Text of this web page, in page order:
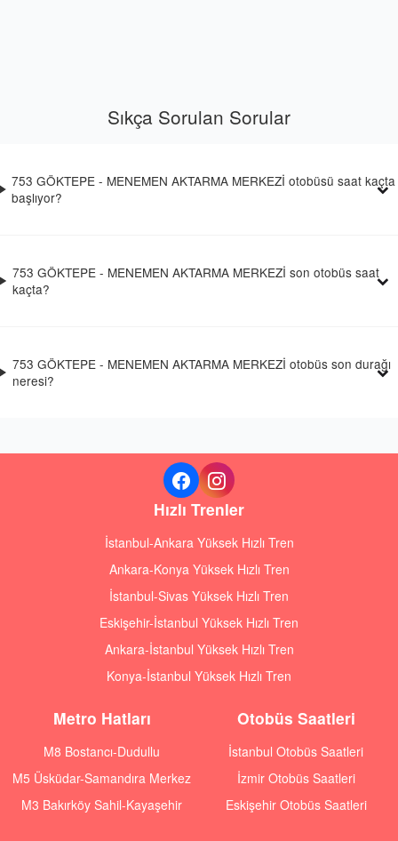
Sıkça Sorulan Sorular
753 GÖKTEPE - MENEMEN AKTARMA MERKEZİ otobüsü saat kaçta
başlıyor?
753 GÖKTEPE - MENEMEN AKTARMA MERKEZİ son otobüs saat
kaçta?
753 GÖKTEPE - MENEMEN AKTARMA MERKEZİ otobüs son durağı
neresi?
Hızlı Trenler
İstanbul-Ankara Yüksek Hızlı Tren
Ankara-Konya Yüksek Hızlı Tren
İstanbul-Sivas Yüksek Hızlı Tren
Eskişehir-İstanbul Yüksek Hızlı Tren
Ankara-İstanbul Yüksek Hızlı Tren
Konya-İstanbul Yüksek Hızlı Tren
Metro Hatları
M8 Bostancı-Dudullu
M5 Üsküdar-Samandıra Merkez
M3 Bakırköy Sahil-Kayaşehir
Otobüs Saatleri
İstanbul Otobüs Saatleri
İzmir Otobüs Saatleri
Eskişehir Otobüs Saatleri